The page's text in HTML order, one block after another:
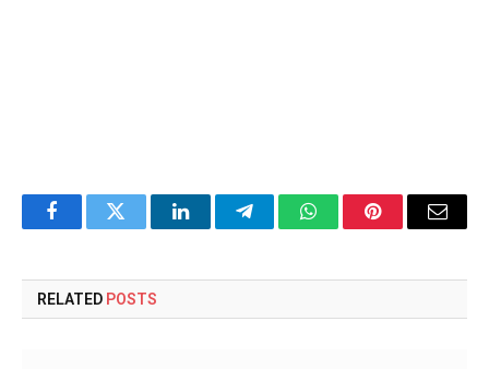
FacebookTwitter LinkedInTelegramWhatsAppPinterestEmail
RELATED POSTS